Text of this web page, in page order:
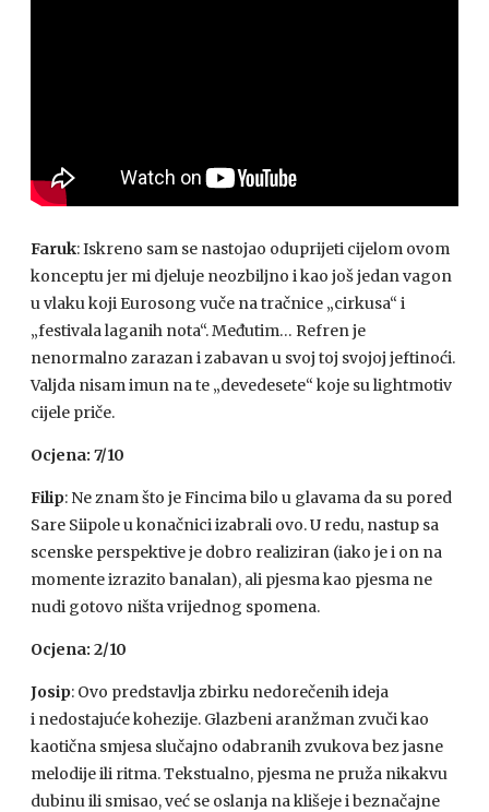
Faruk: Iskreno sam se nastojao oduprijeti cijelom ovom
konceptu jer mi djeluje neozbiljno i kao još jedan vagon
u vlaku koji Eurosong vuče na tračnice „cirkusa“ i
„festivala laganih nota“. Međutim… Refren je
nenormalno zarazan i zabavan u svoj toj svojoj jeftinoći.
Valjda nisam imun na te „devedesete“ koje su lightmotiv
cijele priče.
Ocjena: 7/10
Filip: Ne znam što je Fincima bilo u glavama da su pored
Sare Siipole u konačnici izabrali ovo. U redu, nastup sa
scenske perspektive je dobro realiziran (iako je i on na
momente izrazito banalan), ali pjesma kao pjesma ne
nudi gotovo ništa vrijednog spomena.
Ocjena: 2/10
Josip: Ovo predstavlja zbirku nedorečenih ideja
i nedostajuće kohezije. Glazbeni aranžman zvuči kao
kaotična smjesa slučajno odabranih zvukova bez jasne
melodije ili ritma. Tekstualno, pjesma ne pruža nikakvu
dubinu ili smisao, već se oslanja na klišeje i beznačajne